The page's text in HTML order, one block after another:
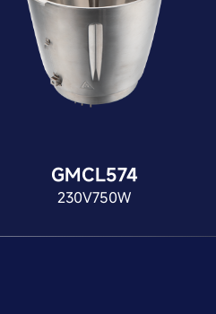
GMCL574
230V750W